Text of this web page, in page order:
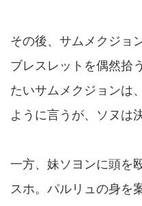
その後、サムメクジョ
ブレスレットを偶然拾
たいサムメクジョンは
ように言うが、ソヌは
一方、妹ソヨンに頭を
スホ。パルリュの身を